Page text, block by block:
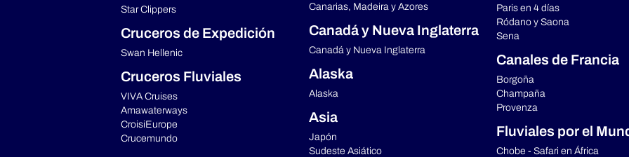
Star Clippers
Cruceros de Expedición
Swan Hellenic
Cruceros Fluviales
VIVA Cruises
Amawaterways
CroisiEurope
Crucemundo
Canarias, Madeira y Azores
Canadá y Nueva Inglaterra
Canadá y Nueva Inglaterra
Alaska
Alaska
Asia
Japón
Sudeste Asiático
Paris en 4 días
Ródano y Saona
Sena
Canales de Francia
Borgoña
Champaña
Provenza
Fluviales por el
Chobe - Safari en África